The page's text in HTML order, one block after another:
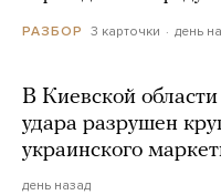
РАЗБОР 3 карточки день
В Киевской области
удара разрушен
украинского
день назад